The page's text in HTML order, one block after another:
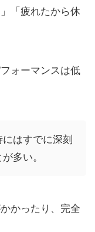
「疲れたから休
ォーマンスは低
はすでに深刻
多い。
かったり、完全